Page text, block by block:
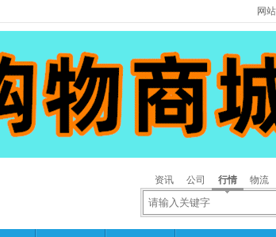
网
资讯 公司 行情 物流